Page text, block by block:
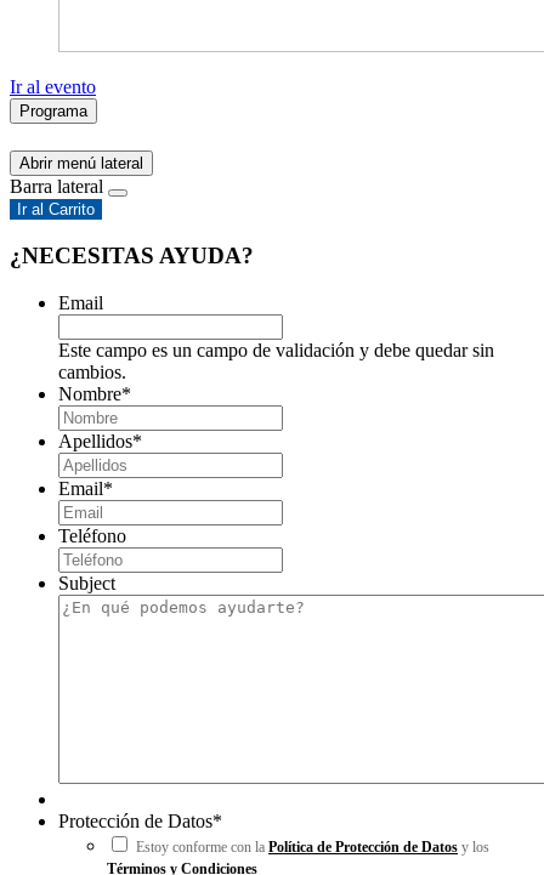
Ir al evento
Programa
Abrir menú lateral
Barra lateral
Ir al Carrito
¿NECESITAS AYUDA?
Email
Este campo es un campo de validación y debe quedar sin
cambios.
Nombre*
Apellidos*
Email*
Teléfono
Subject
Protección de Datos*
Estoy conforme con la Política de Protección de Datos y los
Términos y Condiciones